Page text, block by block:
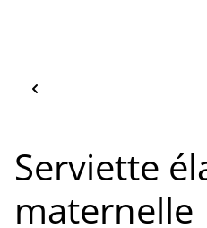
Serviette
maternelle